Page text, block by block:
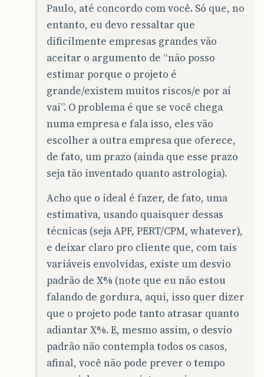
Paulo, até concordo com você. Só que, no
entanto, eu devo ressaltar que
dificilmente empresas grandes vão
aceitar o argumento de “não posso
estimar porque o projeto é
grande/existem muitos riscos/e por aí
vai”. O problema é que se você chega
numa empresa e fala isso, eles vão
escolher a outra empresa que oferece,
de fato, um prazo (ainda que esse prazo
seja tão inventado quanto astrologia).
Acho que o ideal é fazer, de fato, uma
estimativa, usando quaisquer dessas
técnicas (seja APF, PERT/CPM, whatever),
e deixar claro pro cliente que, com tais
variáveis envolvidas, existe um desvio
padrão de X% (note que eu não estou
falando de gordura, aqui, isso quer dizer
que o projeto pode tanto atrasar quanto
adiantar X%. E, mesmo assim, o desvio
padrão não contempla todos os casos,
afinal, você não pode prever o tempo